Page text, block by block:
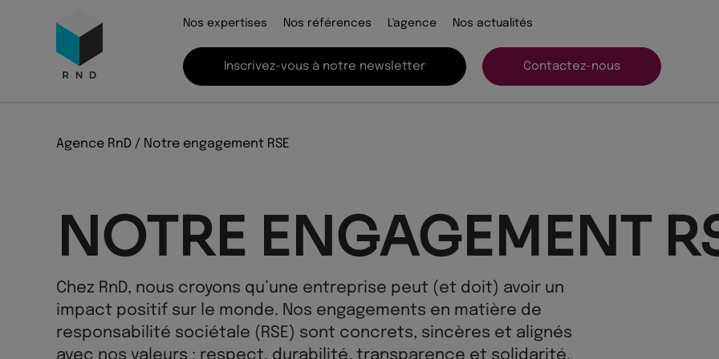
Recherche
Pied de page
Nos expertises Nos références L'agence Nos actualités
Inscrivez-vous à notre newsletter Contactez-nous
Agence RnD / Notre engagement RSE
NOTRE ENGAGEMENT
Chez RnD, nous croyons qu’une entreprise peut (et doit) avoir un
impact positif sur le monde. Nos engagements en matière de
responsabilité sociétale (RSE) sont concrets, sincères et alignés
avec nos valeurs : respect, durabilité, transparence et solidarité.